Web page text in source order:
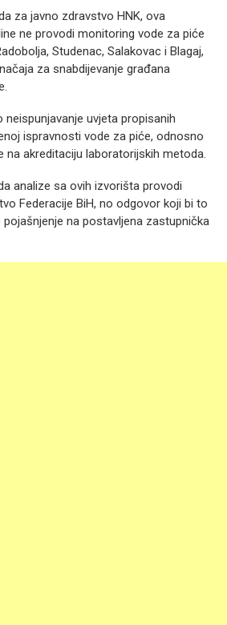
za javno zdravstvo HNK, ova
ne provodi monitoring vode za piće
Studenac, Salakovac i Blagaj,
za snabdijevanje građana
neispunjavanje uvjeta propisanih
ispravnosti vode za piće, odnosno
na akreditaciju laboratorijskih metoda.
analize sa ovih izvorišta provodi
Federacije BiH, no odgovor koji bi to
na postavljena zastupnička